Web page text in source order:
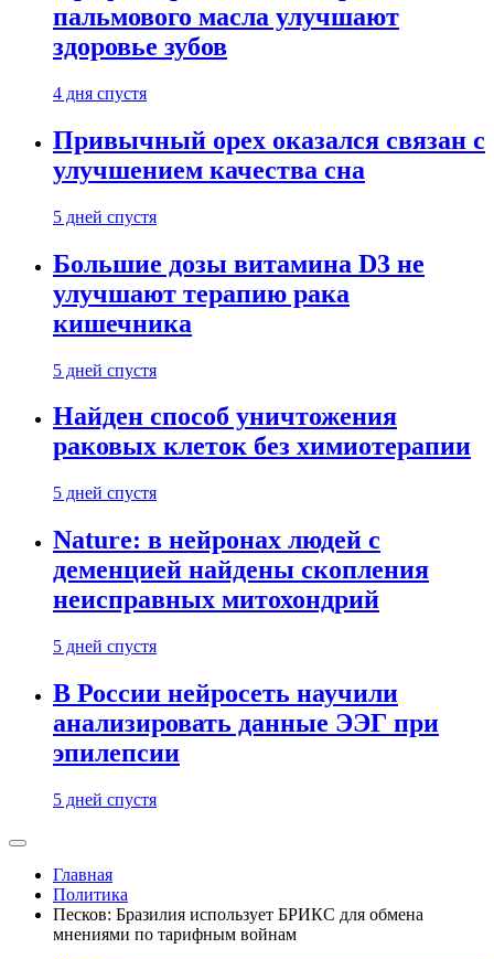
пальмового масла улучшают
здоровье зубов
4 дня спустя
Привычный орех оказался связан с
улучшением качества сна
5 дней спустя
Большие дозы витамина D3 не
улучшают терапию рака
кишечника
5 дней спустя
Найден способ уничтожения
раковых клеток без химиотерапии
5 дней спустя
Nature: в нейронах людей с
деменцией найдены скопления
неисправных митохондрий
5 дней спустя
В России нейросеть научили
анализировать данные ЭЭГ при
эпилепсии
5 дней спустя
Главная
Политика
Песков: Бразилия использует БРИКС для обмена
мнениями по тарифным войнам